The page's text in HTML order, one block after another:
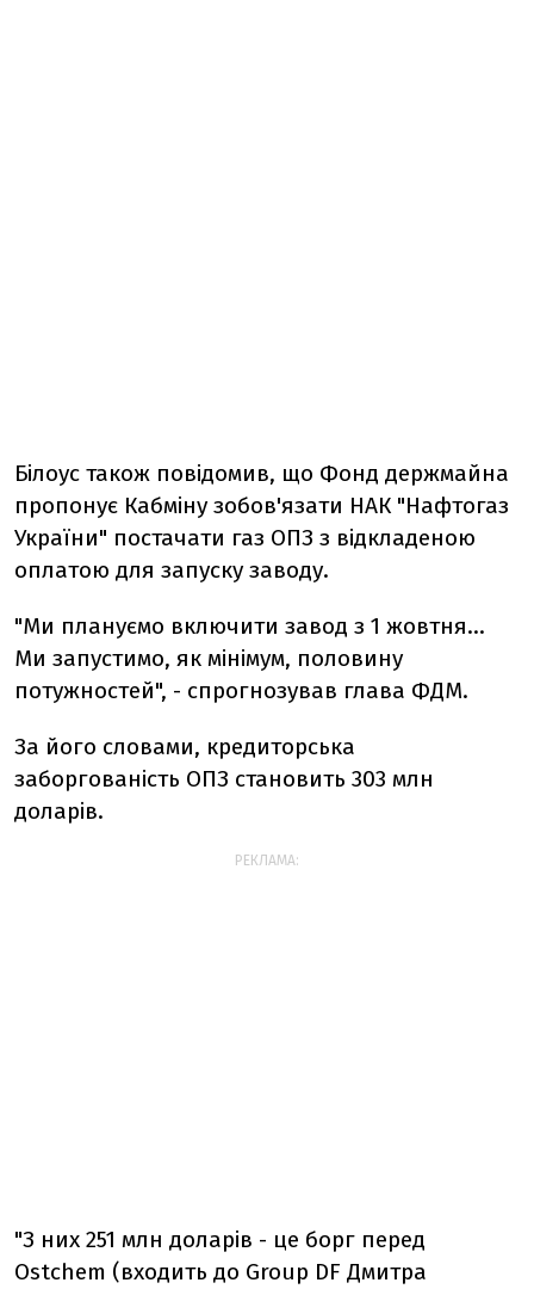
Білоус також повідомив, що Фонд держмайна
пропонує Кабміну зобов'язати НАК "Нафтогаз
України" постачати газ ОПЗ з відкладеною
оплатою для запуску заводу.
"Ми плануємо включити завод з 1 жовтня...
Ми запустимо, як мінімум, половину
потужностей", - спрогнозував глава ФДМ.
За його словами, кредиторська
заборгованість ОПЗ становить 303 млн
доларів.
РЕКЛАМА:
"З них 251 млн доларів - це борг перед
Ostchem (входить до Group DF Дмитра